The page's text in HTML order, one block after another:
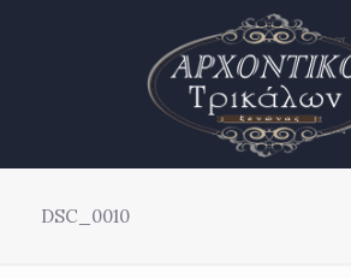
DSC_0010